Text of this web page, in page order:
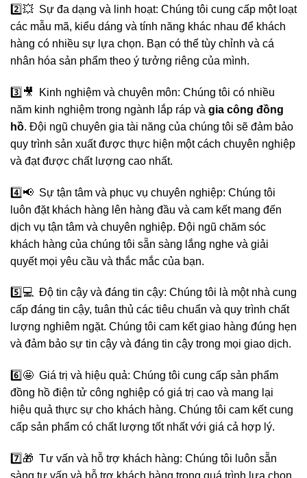
2️⃣💥 Sự đa dạng và linh hoạt: Chúng tôi cung cấp một loạt
các mẫu mã, kiểu dáng và tính năng khác nhau để khách
hàng có nhiều sự lựa chọn. Bạn có thể tùy chỉnh và cá
nhân hóa sản phẩm theo ý tưởng riêng của mình.
3️⃣🎥 Kinh nghiệm và chuyên môn: Chúng tôi có nhiều
năm kinh nghiệm trong ngành lắp ráp và gia công đồng
hồ. Đội ngũ chuyên gia tài năng của chúng tôi sẽ đảm bảo
quy trình sản xuất được thực hiện một cách chuyên nghiệp
và đạt được chất lượng cao nhất.
4️⃣📢 Sự tận tâm và phục vụ chuyên nghiệp: Chúng tôi
luôn đặt khách hàng lên hàng đầu và cam kết mang đến
dịch vụ tận tâm và chuyên nghiệp. Đội ngũ chăm sóc
khách hàng của chúng tôi sẵn sàng lắng nghe và giải
quyết mọi yêu cầu và thắc mắc của bạn.
5️⃣💻 Độ tin cậy và đáng tin cậy: Chúng tôi là một nhà cung
cấp đáng tin cậy, tuân thủ các tiêu chuẩn và quy trình chất
lượng nghiêm ngặt. Chúng tôi cam kết giao hàng đúng hẹn
và đảm bảo sự tin cậy và đáng tin cậy trong mọi giao dịch.
6️⃣🤩 Giá trị và hiệu quả: Chúng tôi cung cấp sản phẩm
đồng hồ điện tử công nghiệp có giá trị cao và mang lại
hiệu quả thực sự cho khách hàng. Chúng tôi cam kết cung
cấp sản phẩm có chất lượng tốt nhất với giá cả hợp lý.
7️⃣🎁 Tư vấn và hỗ trợ khách hàng: Chúng tôi luôn sẵn
sàng tư vấn và hỗ trợ khách hàng trong quá trình lựa chọn